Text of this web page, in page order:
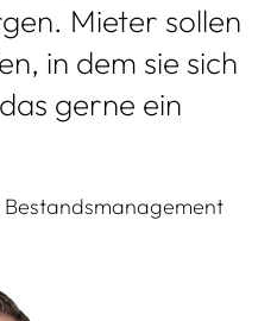
Mieter sollen
in dem sie sich
gerne ein